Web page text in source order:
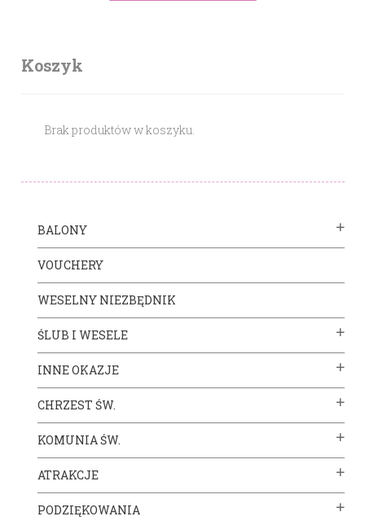
Koszyk
Brak produktów w koszyku.
BALONY
VOUCHERY
WESELNY NIEZBĘDNIK
ŚLUB I WESELE
INNE OKAZJE
CHRZEST ŚW.
KOMUNIA ŚW.
ATRAKCJE
PODZIĘKOWANIA